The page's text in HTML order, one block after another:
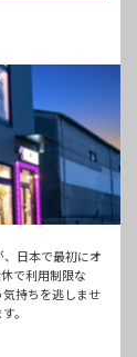
日本で最初にオ
で利用制限な
持ちを逃しませ
。